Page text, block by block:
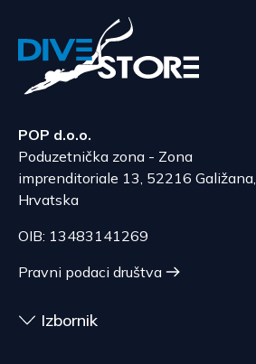
POP d.o.o.
Poduzetnička zona - Zona
imprenditoriale 13, 52216 Galižana,
Hrvatska
OIB: 13483141269
Pravni podaci društva
Izbornik